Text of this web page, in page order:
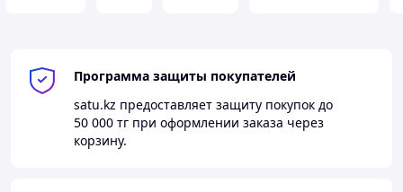
Программа защиты покупателей
satu.kz предоставляет защиту покупок до
50 000 тг при оформлении заказа через
корзину.